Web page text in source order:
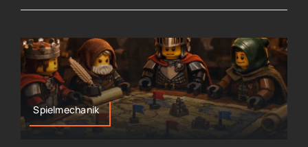
Spielmechanik